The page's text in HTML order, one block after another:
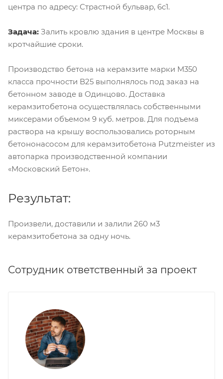
центра по адресу: Страстной бульвар, 6с1.
Задача: Залить кровлю здания в центре Москвы в
кротчайшие сроки.
Производство бетона на керамзите марки М350
класса прочности В25 выполнялось под заказ на
бетонном заводе в Одинцово. Доставка
керамзитобетона осуществлялась собственными
миксерами объемом 9 куб. метров. Для подъема
раствора на крышу воспользовались роторным
бетононасосом для керамзитобетона Putzmeister из
автопарка производственной компании
«Московский Бетон».
Результат:
Произвели, доставили и залили 260 м3
керамзитобетона за одну ночь.
Сотрудник ответственный за проект